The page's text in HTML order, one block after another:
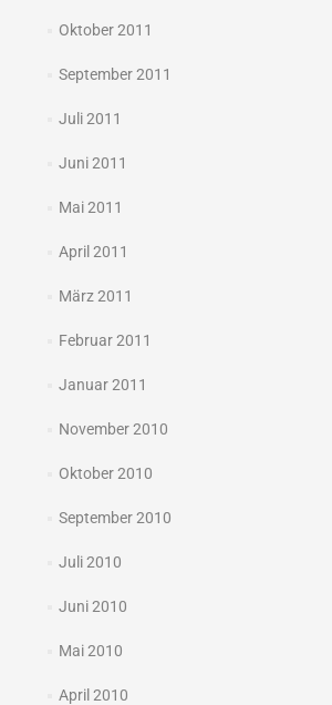
Oktober 2011
September 2011
Juli 2011
Juni 2011
Mai 2011
April 2011
März 2011
Februar 2011
Januar 2011
November 2010
Oktober 2010
September 2010
Juli 2010
Juni 2010
Mai 2010
April 2010